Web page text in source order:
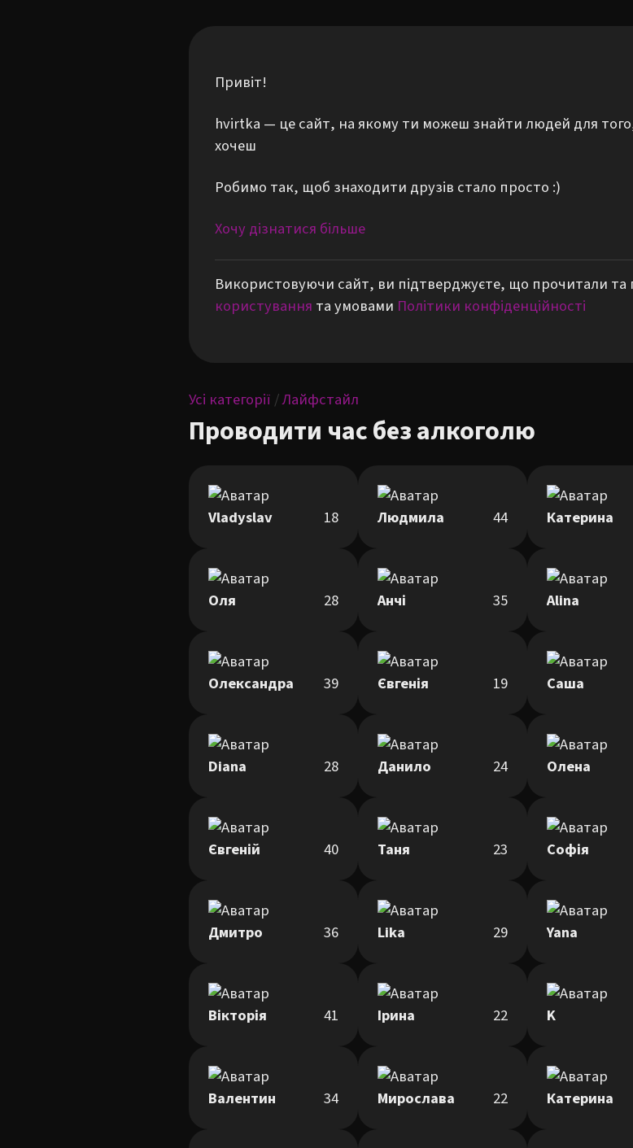
Привіт!
hvirtka — це сайт, на якому ти можеш знайти людей для
хочеш
Робимо так, щоб знаходити друзів стало просто :)
Хочу дізнатися більше
Використовуючи сайт, ви підтверджуєте, що прочитали та
користування та умовами Політики конфіденційності
Усі категорії /Лайфстайл
Проводити час без алкоголю
Vladyslav 18 Людмила 44 Катерина
Оля 28 Анчі 35 Alina
Олександра 39 Євгенія 19 Саша
Diana 28 Данило 24 Олена
Євгеній 40 Таня 23 Софія
Дмитро 36 Lika 29 Yana
Вікторія 41 Ірина 22 K
Валентин 34 Мирослава 22 Катерина